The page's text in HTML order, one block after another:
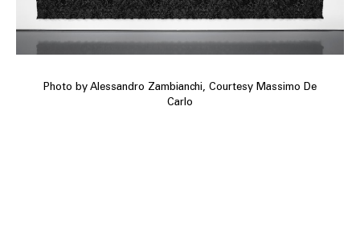
Photo by Alessandro Zambianchi, Courtesy Massimo De
Carlo